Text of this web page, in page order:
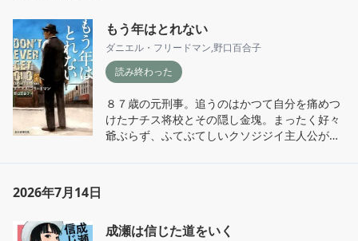
もう年はとれない
ダニエル・フリードマン,野口百合子
読み終わった
８７歳の元刑事。追うのはかつて自分を痛めつ
けたナチス将校とその隠し金塊。まったく好々
爺ぶらず、ふてぶてしいクソジジイ主人公がか
2026年7月14日
成瀬は信じた道をいく